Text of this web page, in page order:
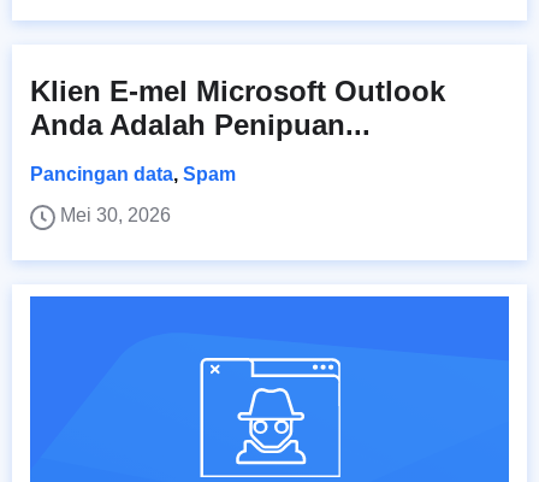
Klien E-mel Microsoft Outlook
Anda Adalah Penipuan...
Pancingan data, Spam
Mei 30, 2026